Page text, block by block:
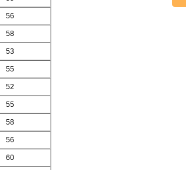
56
58
53
55
52
55
58
56
60